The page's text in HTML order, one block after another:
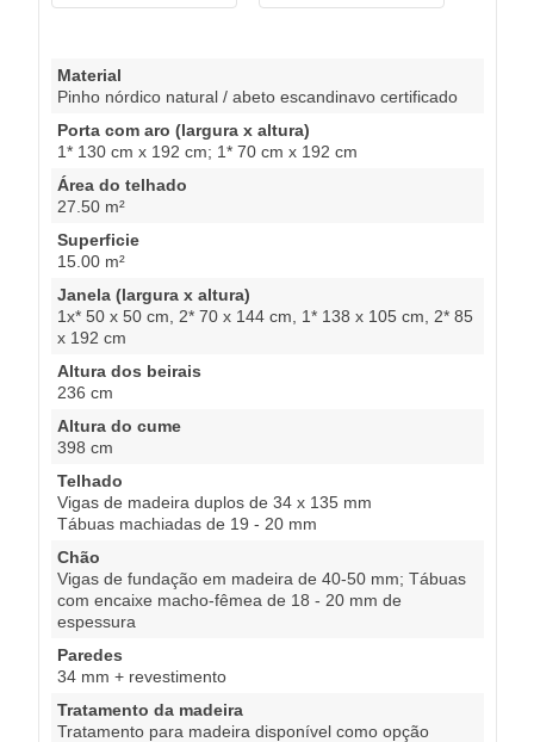
Material
Pinho nórdico natural / abeto escandinavo certificado
Porta com aro (largura x altura)
1* 130 cm x 192 cm; 1* 70 cm x 192 cm
Área do telhado
27.50 m²
Superficie
15.00 m²
Janela (largura x altura)
1x* 50 x 50 cm, 2* 70 x 144 cm, 1* 138 x 105 cm, 2* 85
x 192 cm
Altura dos beirais
236 cm
Altura do cume
398 cm
Telhado
Vigas de madeira duplos de 34 x 135 mm
Tábuas machiadas de 19 - 20 mm
Chão
Vigas de fundação em madeira de 40-50 mm; Tábuas
com encaixe macho-fêmea de 18 - 20 mm de
espessura
Paredes
34 mm + revestimento
Tratamento da madeira
Tratamento para madeira disponível como opção